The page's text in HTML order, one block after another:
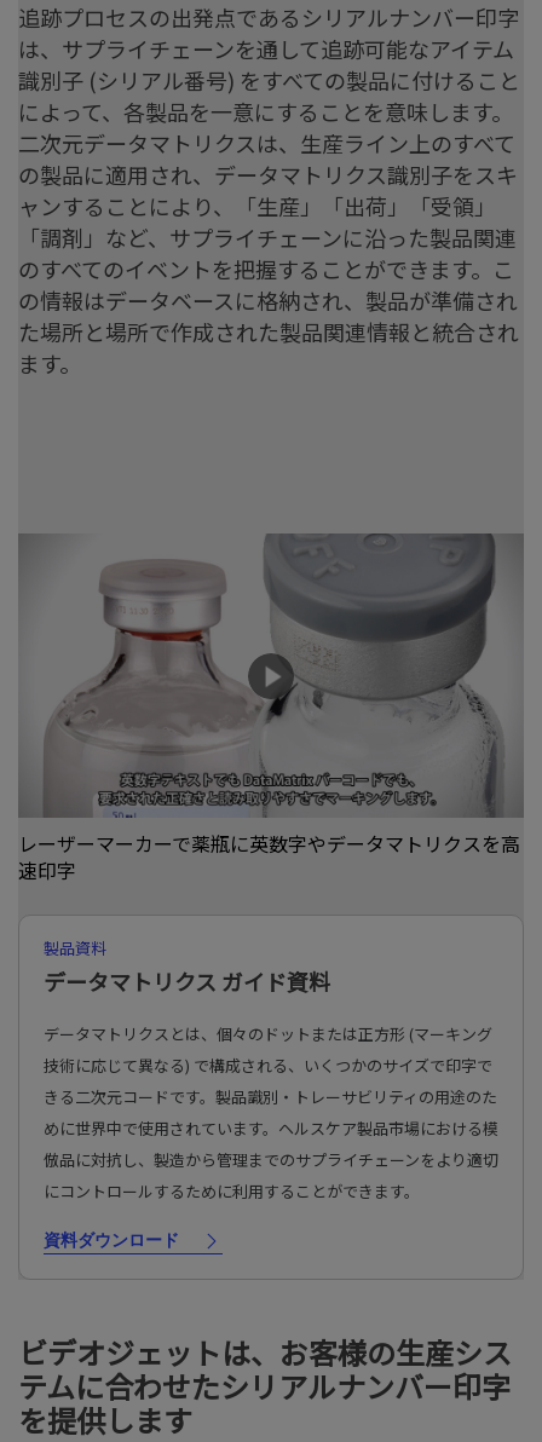
追跡プロセスの出発点であるシリアルナンバー印字
は、サプライチェーンを通して追跡可能なアイテム
識別子 (シリアル番号) をすべての製品に付けること
によって、各製品を一意にすることを意味します。
二次元データマトリクスは、生産ライン上のすべて
の製品に適用され、データマトリクス識別子をスキ
ャンすることにより、「生産」「出荷」「受領」
「調剤」など、サプライチェーンに沿った製品関連
のすべてのイベントを把握することができます。こ
の情報はデータベースに格納され、製品が準備され
た場所と場所で作成された製品関連情報と統合され
ます。
レーザーマーカーで薬瓶に英数字やデータマトリクスを高
速印字
製品資料
データマトリクス ガイド資料
データマトリクスとは、個々のドットまたは正方形 (マーキング
技術に応じて異なる) で構成される、いくつかのサイズで印字で
きる二次元コードです。製品識別・トレーサビリティの用途のた
めに世界中で使用されています。ヘルスケア製品市場における模
倣品に対抗し、製造から管理までのサプライチェーンをより適切
にコントロールするために利用することができます。
資料ダウンロード
ビデオジェットは、お客様の生産シス
テムに合わせたシリアルナンバー印字
を提供します